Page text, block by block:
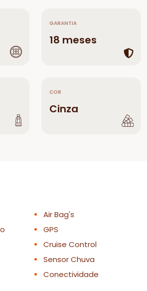
GARANTIA
18 meses
COR
Cinza
Air Bag's
GPS
Cruise Control
Sensor Chuva
Conectividade